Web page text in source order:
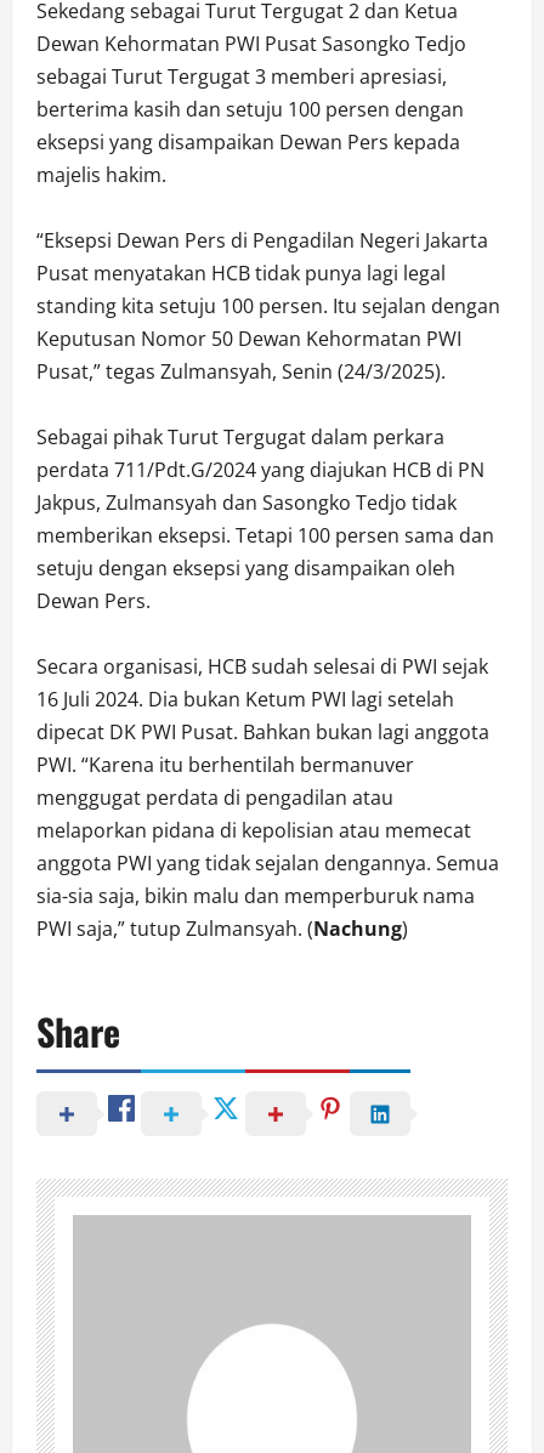
Sekedang sebagai Turut Tergugat 2 dan Ketua
Dewan Kehormatan PWI Pusat Sasongko Tedjo
sebagai Turut Tergugat 3 memberi apresiasi,
berterima kasih dan setuju 100 persen dengan
eksepsi yang disampaikan Dewan Pers kepada
majelis hakim.
“Eksepsi Dewan Pers di Pengadilan Negeri Jakarta
Pusat menyatakan HCB tidak punya lagi legal
standing kita setuju 100 persen. Itu sejalan dengan
Keputusan Nomor 50 Dewan Kehormatan PWI
Pusat,” tegas Zulmansyah, Senin (24/3/2025).
Sebagai pihak Turut Tergugat dalam perkara
perdata 711/Pdt.G/2024 yang diajukan HCB di PN
Jakpus, Zulmansyah dan Sasongko Tedjo tidak
memberikan eksepsi. Tetapi 100 persen sama dan
setuju dengan eksepsi yang disampaikan oleh
Dewan Pers.
Secara organisasi, HCB sudah selesai di PWI sejak
16 Juli 2024. Dia bukan Ketum PWI lagi setelah
dipecat DK PWI Pusat. Bahkan bukan lagi anggota
PWI. “Karena itu berhentilah bermanuver
menggugat perdata di pengadilan atau
melaporkan pidana di kepolisian atau memecat
anggota PWI yang tidak sejalan dengannya. Semua
sia-sia saja, bikin malu dan memperburuk nama
PWI saja,” tutup Zulmansyah. (Nachung)
Share